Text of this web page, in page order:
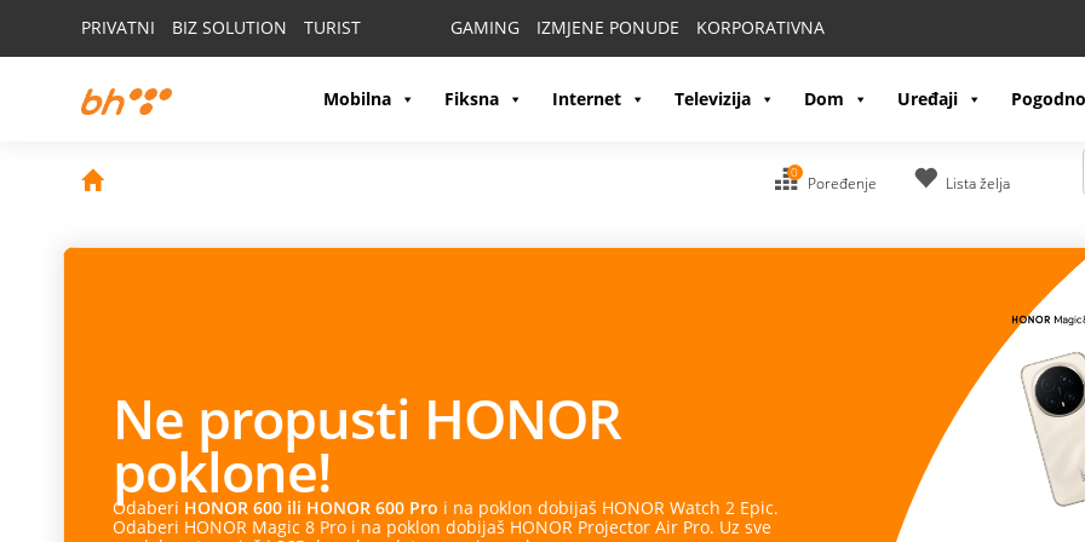
PRIVATNI BIZ SOLUTION TURIST GAMING IZMJENE PONUDE KORPORATIVNA
Mobilna Fiksna Internet Televizija Dom Uređaji
0
Poređenje Lista želja
Ne propusti HONOR
poklone!
Odaberi HONOR 600 ili HONOR 600 Pro i na poklon dobijaš HONOR Watch 2 Epic.
Odaberi HONOR Magic 8 Pro i na poklon dobijaš HONOR Projector Air Pro. Uz sve